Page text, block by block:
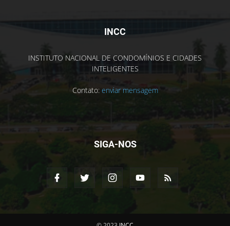
INCC
INSTITUTO NACIONAL DE CONDOMÍNIOS E CIDADES
INTELIGENTES
Contato: enviar mensagem
SIGA-NOS